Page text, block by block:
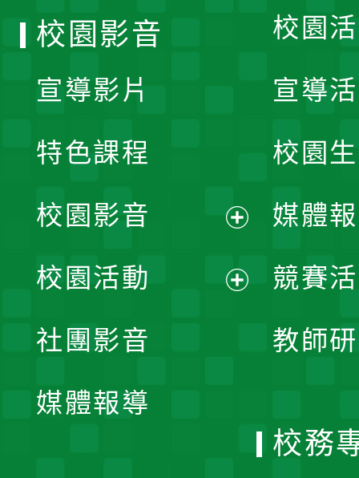
校園
宣導
校園
媒體
競賽
教師
校園影音
宣導影片
特色課程
校園影音
開
校園活動
社團影音
媒體報導
校務